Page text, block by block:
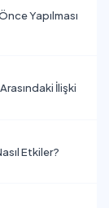
Yapılması
İlişki
Etkiler?